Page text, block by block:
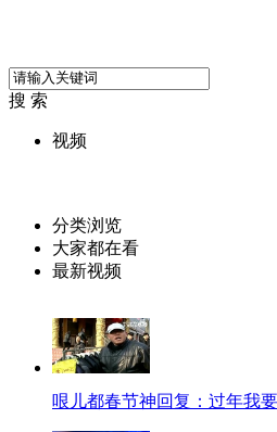
搜 索
视频
分类浏览
大家都在看
最新视频
哏儿都春节神回复：过年我